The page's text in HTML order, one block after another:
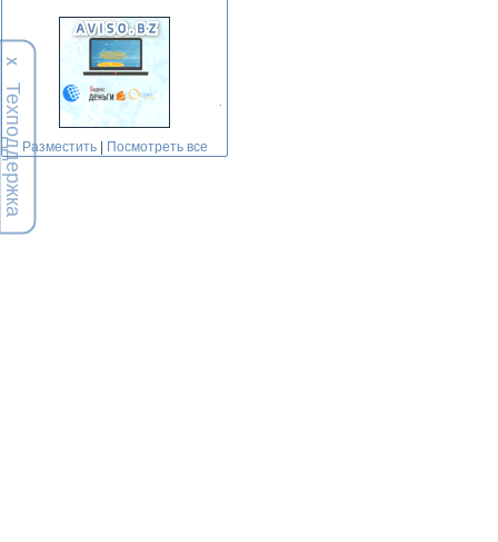
Х
ТехподдержкаРазместить| Посмотреть все